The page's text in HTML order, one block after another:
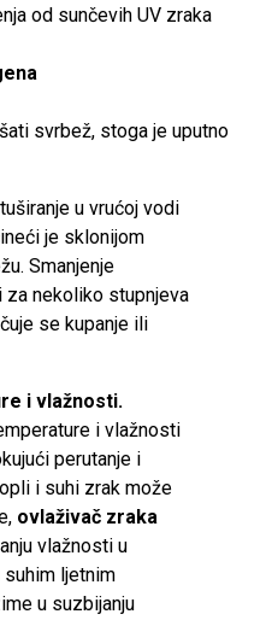
od sunčevih UV zraka
svrbež, stoga je uputno
u vrućoj vodi
je sklonijom
Smanjenje
nekoliko stupnjeva
se kupanje ili
i vlažnosti.
i vlažnosti
perutanje i
i suhi zrak može
ovlaživač zraka
vlažnosti u
ljetnim
u suzbijanju